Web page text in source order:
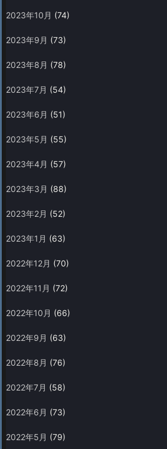
2023年10月 (74)
2023年9月 (73)
2023年8月 (78)
2023年7月 (54)
2023年6月 (51)
2023年5月 (55)
2023年4月 (57)
2023年3月 (88)
2023年2月 (52)
2023年1月 (63)
2022年12月 (70)
2022年11月 (72)
2022年10月 (66)
2022年9月 (63)
2022年8月 (76)
2022年7月 (58)
2022年6月 (73)
2022年5月 (79)